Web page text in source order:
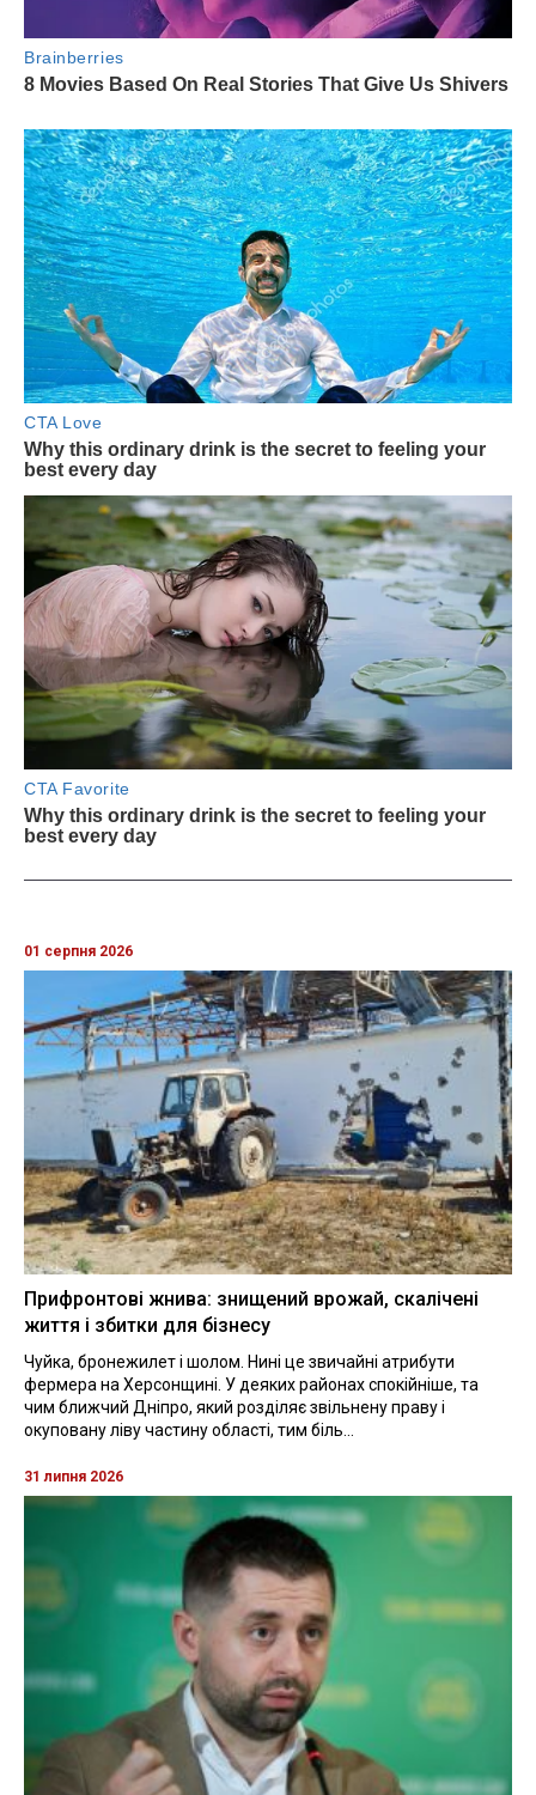
01 серпня 2026
Прифронтові жнива: знищений врожай, скалічені
життя і збитки для бізнесу
Чуйка, бронежилет і шолом. Нині це звичайні атрибути
фермера на Херсонщині. У деяких районах спокійніше, та
чим ближчий Дніпро, який розділяє звільнену праву і
окуповану ліву частину області, тим біль...
31 липня 2026